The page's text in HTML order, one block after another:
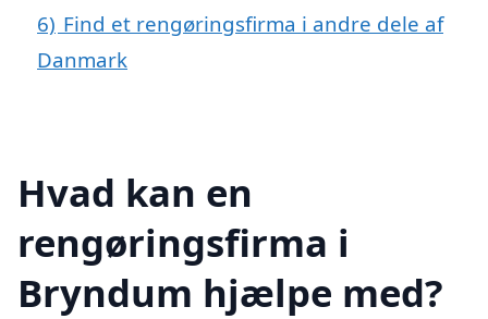
6) Find et rengøringsfirma i andre dele af
Danmark
Hvad kan en
rengøringsfirma i
Bryndum hjælpe med?